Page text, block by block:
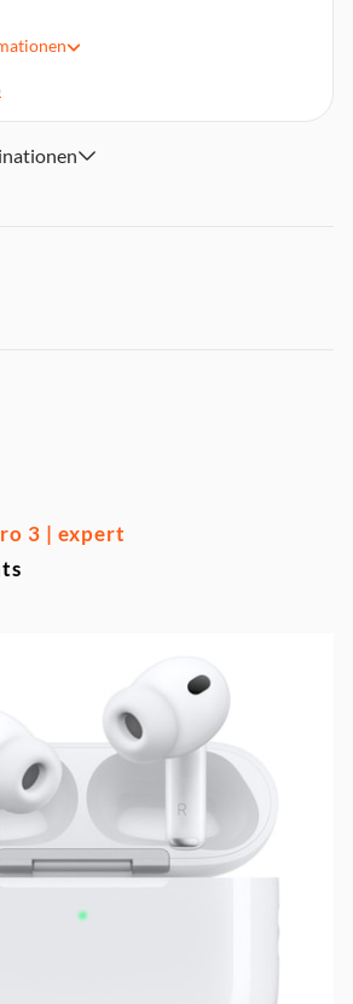
für eine bessere Passform und
kommt jetzt mit 67 % längerer
Wiedergabe bei aktiver
3 | expert